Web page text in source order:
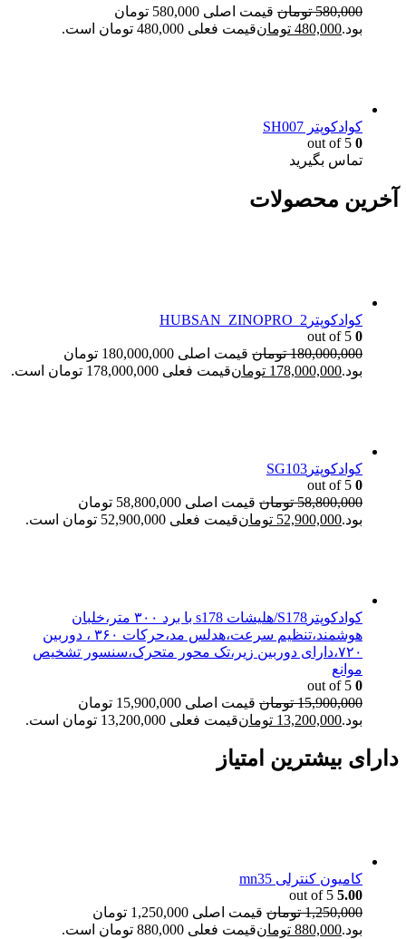
580,000 تومان
قیمت اصلی 580,000 تومان
بود.480,000 تومانقیمت فعلی 480,000 تومان است.
کوادکوپتر SH007
0
تماس بگیرید
آخرین محصولات
کوادکوپترHUBSAN_ZINOPRO_2
0
180,000,000 تومان
قیمت اصلی 180,000,000 تومان
بود.178,000,000 تومانقیمت فعلی 178,000,000 تومان است.
کوادکوپترSG103
0
58,800,000 تومان
قیمت اصلی 58,800,000 تومان
بود.52,900,000 تومانقیمت فعلی 52,900,000 تومان است.
کوادکوپترS178/هلیشات s178 با برد ۳۰۰ متر،خلبان
هوشمند،تنظیم سرعت،هدلس مد،حرکات ۳۶۰ ، دوربین
۷۲۰،دارای دوربین زیر،تک محور متحرک،سنسور تشخیص
موانع
0
15,900,000 تومان
قیمت اصلی 15,900,000 تومان
بود.13,200,000 تومانقیمت فعلی 13,200,000 تومان است.
دارای بیشترین امتیاز
کامیون کنترلی mn35
5.00
1,250,000 تومان
قیمت اصلی 1,250,000 تومان
بود.880,000 تومانقیمت فعلی 880,000 تومان است.